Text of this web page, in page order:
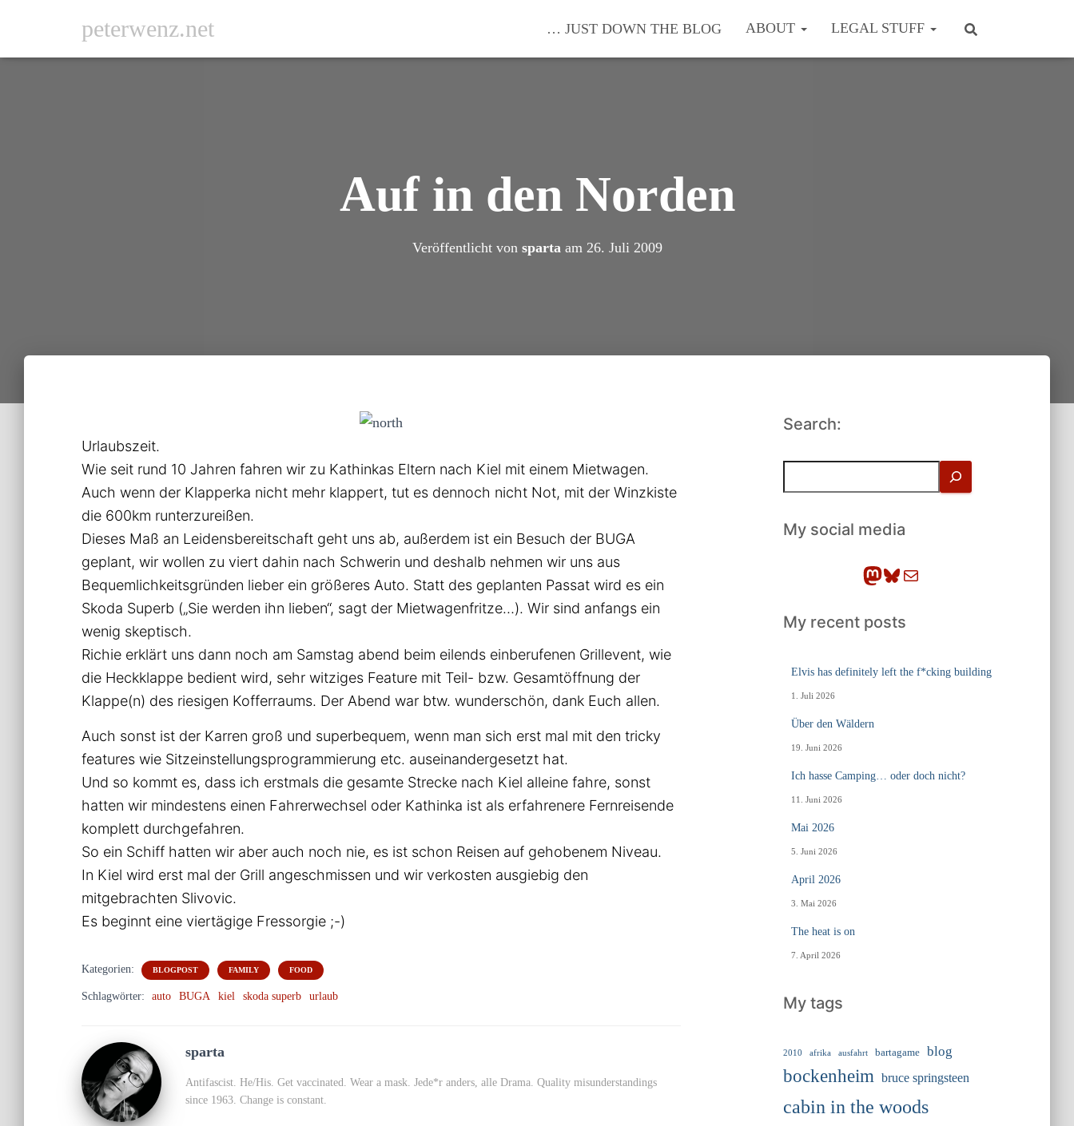
peterwenz.net … JUST DOWN THE BLOG ABOUT LEGAL STUFF
Auf in den Norden
Veröffentlicht von spartaam 26. Juli 2009
Urlaubszeit.
Wie seit rund 10 Jahren fahren wir zu Kathinkas Eltern nach Kiel mit einem Mietwagen.
Auch wenn der Klapperka nicht mehr klappert, tut es dennoch nicht Not, mit der Winzkiste
die 600km runterzureißen.
Dieses Maß an Leidensbereitschaft geht uns ab, außerdem ist ein Besuch der BUGA
geplant, wir wollen zu viert dahin nach Schwerin und deshalb nehmen wir uns aus
Bequemlichkeitsgründen lieber ein größeres Auto. Statt des geplanten Passat wird es ein
Skoda Superb („Sie werden ihn lieben“, sagt der Mietwagenfritze…). Wir sind anfangs ein
wenig skeptisch.
Richie erklärt uns dann noch am Samstag abend beim eilends einberufenen Grillevent, wie
die Heckklappe bedient wird, sehr witziges Feature mit Teil- bzw. Gesamtöffnung der
Klappe(n) des riesigen Kofferraums. Der Abend war btw. wunderschön, dank Euch allen.
Auch sonst ist der Karren groß und superbequem, wenn man sich erst mal mit den tricky
features wie Sitzeinstellungsprogrammierung etc. auseinandergesetzt hat.
Und so kommt es, dass ich erstmals die gesamte Strecke nach Kiel alleine fahre, sonst
hatten wir mindestens einen Fahrerwechsel oder Kathinka ist als erfahrenere Fernreisende
komplett durchgefahren.
So ein Schiff hatten wir aber auch noch nie, es ist schon Reisen auf gehobenem Niveau.
In Kiel wird erst mal der Grill angeschmissen und wir verkosten ausgiebig den
mitgebrachten Slivovic.
Es beginnt eine viertägige Fressorgie ;-)
Kategorien: BLOGPOST FAMILY FOOD
Schlagwörter: auto BUGA kiel skoda superb urlaub
sparta
Antifascist. He/His. Get vaccinated. Wear a mask. Jede*r anders, alle Drama. Quality misunderstandings
since 1963. Change is constant.
Search:
h
eMy social media
Mastodon Bluesky E-Mail
My recent posts
Elvis has definitely left the f*cking building
1. Juli 2026
Über den Wäldern
19. Juni 2026
Ich hasse Camping… oder doch nicht?
11. Juni 2026
Mai 2026
5. Juni 2026
April 2026
3. Mai 2026
The heat is on
7. April 2026
My tags
2010 afrika ausfahrt bartagame blog
bockenheim bruce springsteen
cabin in the woods